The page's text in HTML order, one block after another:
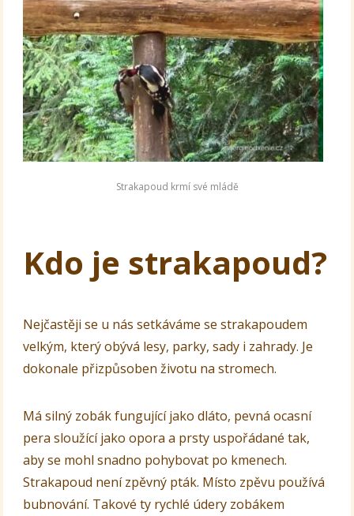
Strakapoud krmí své mládě
Kdo je strakapoud?
Nejčastěji se u nás setkáváme se strakapoudem
velkým, který obývá lesy, parky, sady i zahrady. Je
dokonale přizpůsoben životu na stromech.
Má silný zobák fungující jako dláto, pevná ocasní
pera sloužící jako opora a prsty uspořádané tak,
aby se mohl snadno pohybovat po kmenech.
Strakapoud není zpěvný pták. Místo zpěvu používá
bubnování. Takové ty rychlé údery zobákem